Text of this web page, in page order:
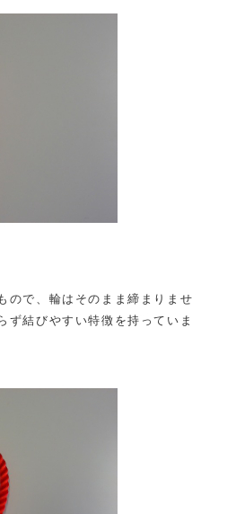
で、輪はそのまま締まりませ
ず結びやすい特徴を持っていま